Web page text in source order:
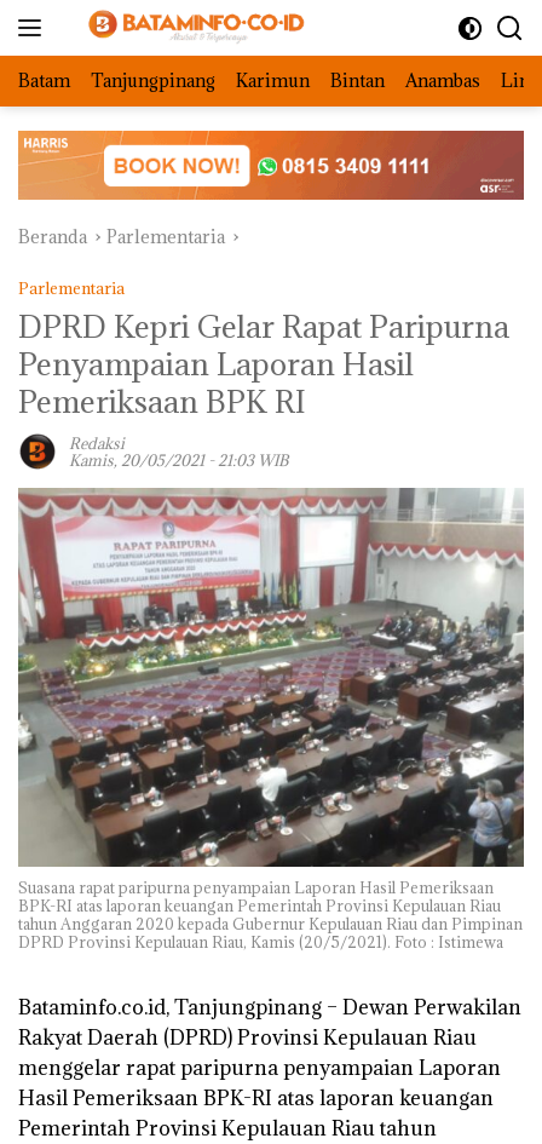
Batam Tanjungpinang Karimun Bintan Anambas
Beranda Parlementaria
Parlementaria
DPRD Kepri Gelar Rapat Paripurna
Penyampaian Laporan Hasil
Pemeriksaan BPK RI
Redaksi
Kamis, 20/05/2021 - 21:03 WIB
Suasana rapat paripurna penyampaian Laporan Hasil Pemeriksaan
BPK-RI atas laporan keuangan Pemerintah Provinsi Kepulauan Riau
tahun Anggaran 2020 kepada Gubernur Kepulauan Riau dan Pimpinan
DPRD Provinsi Kepulauan Riau, Kamis (20/5/2021). Foto : Istimewa
Bataminfo.co.id, Tanjungpinang – Dewan Perwakilan
Rakyat Daerah (DPRD) Provinsi Kepulauan Riau
menggelar rapat paripurna penyampaian Laporan
Hasil Pemeriksaan BPK-RI atas laporan keuangan
Pemerintah Provinsi Kepulauan Riau tahun